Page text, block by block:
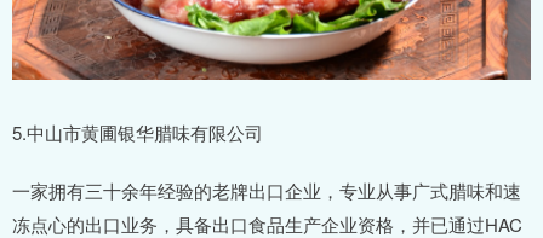
5.中山市黄圃银华腊味有限公司
一家拥有三十余年经验的老牌出口企业，专业从事广式腊味和速
冻点心的出口业务，具备出口食品生产企业资格，并已通过HAC